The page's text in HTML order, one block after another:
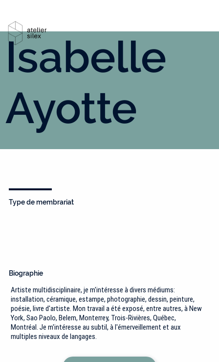
Isabelle
Ayotte
Type de membrariat
Biographie
Artiste multidisciplinaire, je m'intéresse à divers médiums:
installation, céramique, estampe, photographie, dessin, peinture,
poésie, livre d'artiste. Mon travail a été exposé, entre autres, à New
York, Sao Paolo, Belem, Monterrey, Trois-Rivières, Québec,
Montréal. Je m'intéresse au subtil, à l'émerveillement et aux
multiples niveaux de langages.